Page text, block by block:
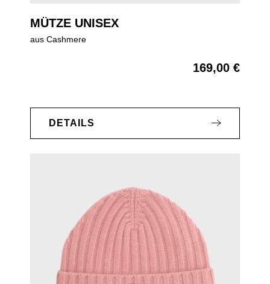
MÜTZE UNISEX
aus Cashmere
169,00 €
DETAILS